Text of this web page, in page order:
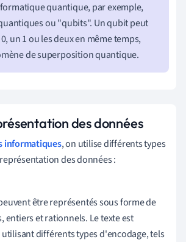
quantique, par exemple,
ou "qubits". Un qubit peut
un 1 ou les deux en même temps,
de superposition quantique.
des données
informatiques, on utilise différents types
des données :
être représentés sous forme de
entiers et rationnels. Le texte est
différents types d'encodage, tels